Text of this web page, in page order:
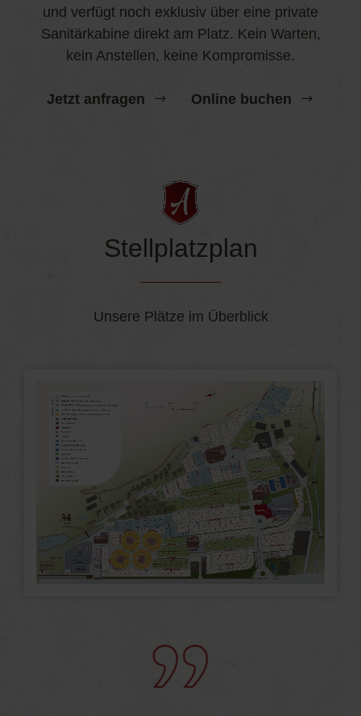
und verfügt noch exklusiv über eine private
Sanitärkabine direkt am Platz. Kein Warten,
kein Anstellen, keine Kompromisse.
Jetzt anfragen Online buchen
Stellplatzplan
Unsere Plätze im Überblick